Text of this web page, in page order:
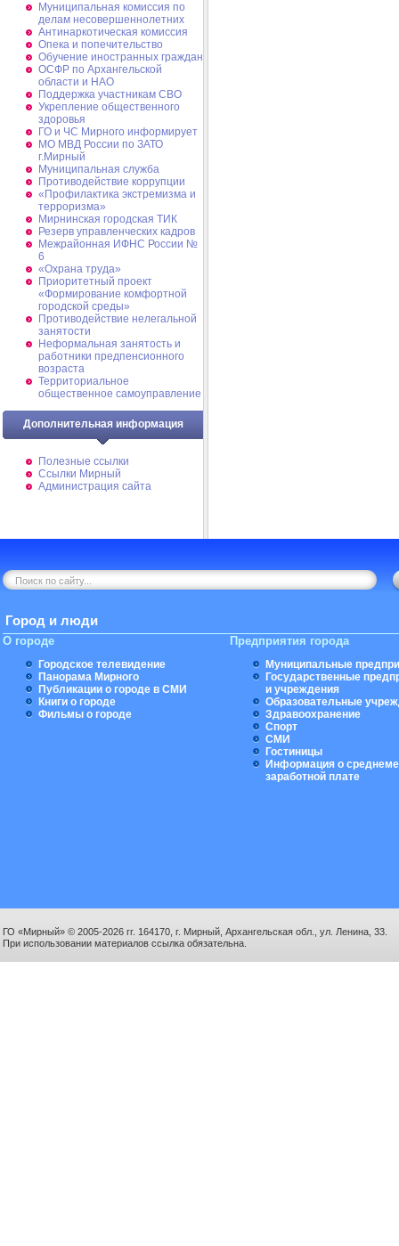
Муниципальная комиссия по
делам несовершеннолетних
Антинаркотическая комиссия
Опека и попечительство
Обучение иностранных граждан
ОСФР по Архангельской
области и НАО
Поддержка участникам СВО
Укрепление общественного
здоровья
ГО и ЧС Мирного информирует
МО МВД России по ЗАТО
г.Мирный
Муниципальная cлужба
Противодействие коррупции
«Профилактика экстремизма и
терроризма»
Мирнинская городская ТИК
Резерв управленческих кадров
Межрайонная ИФНС России №
6
«Охрана труда»
Приоритетный проект
«Формирование комфортной
городской среды»
Противодействие нелегальной
занятости
Неформальная занятость и
работники предпенсионного
возраста
Территориальное
общественное самоуправление
Дополнительная информация
Полезные ссылки
Ссылки Мирный
Администрация сайта
Город и люди
О городе
Городское телевидение
Панорама Мирного
Публикации о городе в СМИ
Книги о городе
Фильмы о городе
Предприятия города
Муниципальные
Государственные
и учреждения
Образовательные
Здравоохранение
Спорт
СМИ
Гостиницы
Информация о
заработной плате
ГО «Мирный» © 2005-2026 гг. 164170, г. Мирный, Архангельская обл., ул. Ленина, 33.
При использовании материалов ссылка обязательна.